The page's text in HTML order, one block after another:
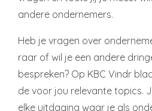
andere ondernemers.
Heb je vragen over
raar of wil je een andere
bespreken? Op KBC Vindr
de voor jou relevante topics.
elke uitdaging waar je als